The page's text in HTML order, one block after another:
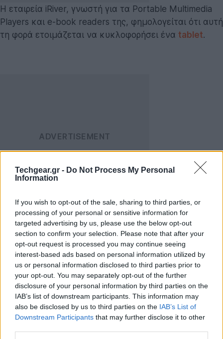
Techgear.gr - Do Not Process My Personal
Information
If you wish to opt-out of the sale, sharing to third parties, or
processing of your personal or sensitive information for
targeted advertising by us, please use the below opt-out
section to confirm your selection. Please note that after your
opt-out request is processed you may continue seeing
interest-based ads based on personal information utilized by
us or personal information disclosed to third parties prior to
your opt-out. You may separately opt-out of the further
disclosure of your personal information by third parties on the
IAB’s list of downstream participants. This information may
also be disclosed by us to third parties on the IAB’s List of
Downstream Participants that may further disclose it to other
H εταιρεία iRiver, γνωστή για τα Portable Multimedia
Players και e-book readers της, φημολογείται ότι αυτή
τη φορά ετοιμάζεται να κυκλοφορήσει ένα tablet.
Σύμφωνα με δημοσίευμα της ιστοσελίδας
Netbooknews, σε εκδήλωση της iRiver την περασμένη
εβδομάδα εθεάθη το tablet ΜΧ100, το οποίο
εμφανίζεται, μάλιστα, και στην τηλεοπτική διαφήμιση
της LG U+ στην Κορέα.
Βάσει της ίδιας πηγής, το tablet διαθέτει οθόνη 7",
επεξεργαστή Samsung Hummingbird 1GHz και
λειτουργικό σύστημα Android 2.2 Froyo. Η εταιρεία
δεν έχει επιβεβαιώσει επίσημα τις φήμες για το
MX100 tablet και επομένως δε γνωρίζουμε πότε